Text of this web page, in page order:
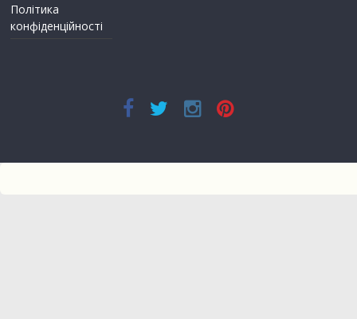
Політика
конфіденційності